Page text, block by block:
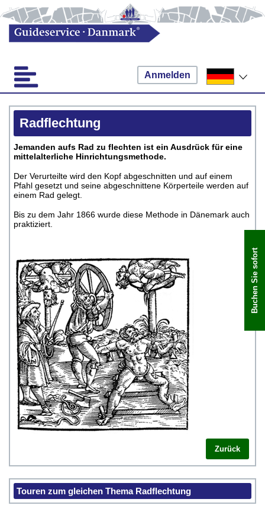
Anmelden
Radflechtung
Jemanden aufs Rad zu flechten ist ein Ausdrück für eine
mittelalterliche Hinrichtungsmethode.
Der Verurteilte wird den Kopf abgeschnitten und auf einem
Pfahl gesetzt und seine abgeschnittene Körperteile werden auf
einem Rad gelegt.
Bis zu dem Jahr 1866 wurde diese Methode in Dänemark auch
praktiziert.
Zurück
Touren zum gleichen Thema Radflechtung
Buchen Sie sofort